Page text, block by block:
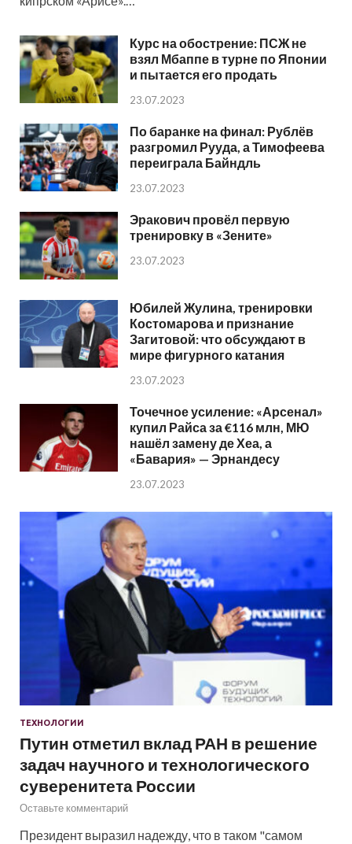
Курс на обострение: ПСЖ не
взял Мбаппе в турне по Японии
и пытается его продать
23.07.2023
По баранке на финал: Рублёв
разгромил Рууда, а Тимофеева
переиграла Байндль
23.07.2023
Эракович провёл первую
тренировку в «Зените»
23.07.2023
Юбилей Жулина, тренировки
Костомарова и признание
Загитовой: что обсуждают в
мире фигурного катания
23.07.2023
Точечное усиление: «Арсенал»
купил Райса за €116 млн, МЮ
нашёл замену де Хеа, а
«Бавария» — Эрнандесу
23.07.2023
ТЕХНОЛОГИИ
Путин отметил вклад РАН в решение
задач научного и технологического
суверенитета России
Оставьте комментарий
Президент выразил надежду, что в таком "самом